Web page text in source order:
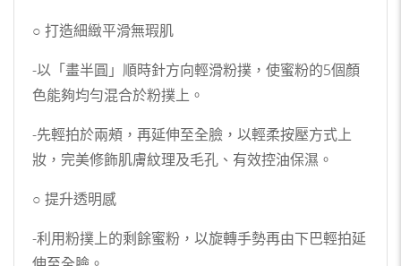
○ 打造細緻平滑無瑕肌
-以「畫半圓」順時針方向輕滑粉撲，使蜜粉的5個顏
色能夠均勻混合於粉撲上。
-先輕拍於兩頰，再延伸至全臉，以輕柔按壓方式上
妝，完美修飾肌膚紋理及毛孔、有效控油保濕。
○ 提升透明感
-利用粉撲上的剩餘蜜粉，以旋轉手勢再由下巴輕拍延